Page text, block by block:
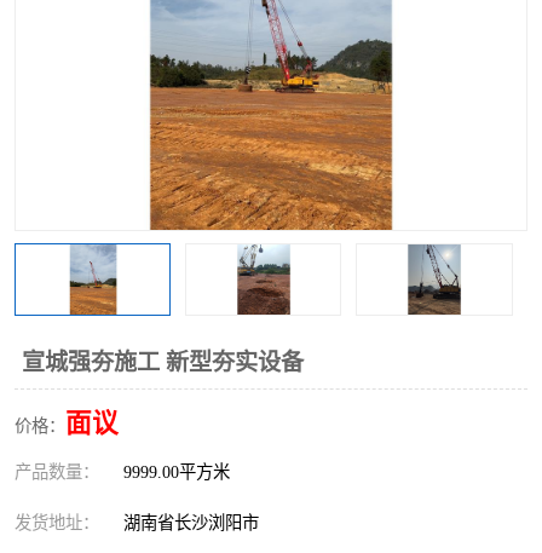
宣城强夯施工 新型夯实设备
价格： 面议
产品数量： 9999.00平方米
发货地址： 湖南省长沙浏阳市